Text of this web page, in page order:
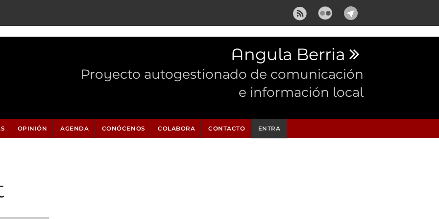
Angula Berria
Proyecto autogestionado de comunicación
e información local
OPINIÓN AGENDA CONÓCENOS COLABORA CONTACTO ENTRA